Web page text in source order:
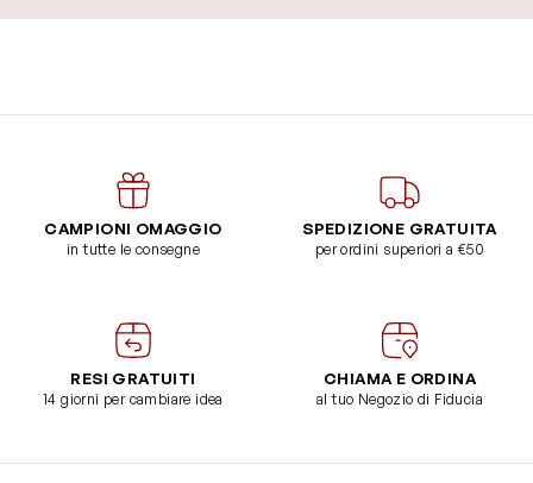
CAMPIONI OMAGGIO
in tutte le consegne
SPEDIZIONE GRATUITA
per ordini superiori a €50
RESI GRATUITI
14 giorni per cambiare idea
CHIAMA E ORDINA
al tuo Negozio di Fiducia